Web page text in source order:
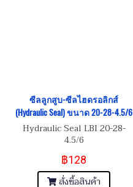
ซีลลูกสูบ-ซีลไฮดรอลิกส์
(Hydraulic Seal) ขนาด 20-28-4.5/6
Hydraulic Seal LBI 20-28-
4.5/6
฿128
สั่งซื้อสินค้า